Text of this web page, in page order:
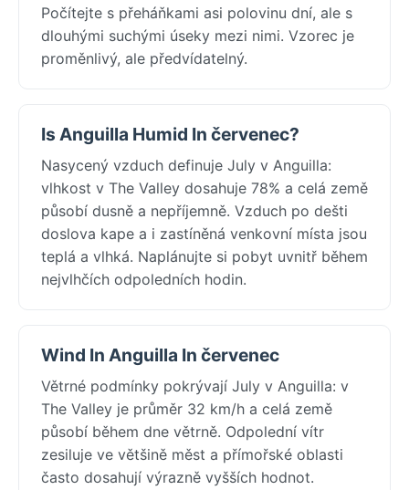
Počítejte s přeháňkami asi polovinu dní, ale s
dlouhými suchými úseky mezi nimi. Vzorec je
proměnlivý, ale předvídatelný.
Is Anguilla Humid In červenec?
Nasycený vzduch definuje July v Anguilla:
vlhkost v The Valley dosahuje 78% a celá země
působí dusně a nepříjemně. Vzduch po dešti
doslova kape a i zastíněná venkovní místa jsou
teplá a vlhká. Naplánujte si pobyt uvnitř během
nejvlhčích odpoledních hodin.
Wind In Anguilla In červenec
Větrné podmínky pokrývají July v Anguilla: v
The Valley je průměr 32 km/h a celá země
působí během dne větrně. Odpolední vítr
zesiluje ve většině měst a přímořské oblasti
často dosahují výrazně vyšších hodnot.